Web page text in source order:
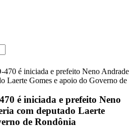
470 é iniciada e prefeito Neno Andrade
Laerte Gomes e apoio do Governo de
é iniciada e prefeito Neno
com deputado Laerte
de Rondônia